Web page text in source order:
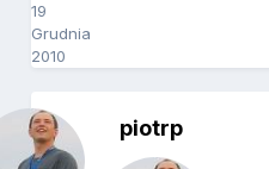
19
Grudnia
2010
piotrp